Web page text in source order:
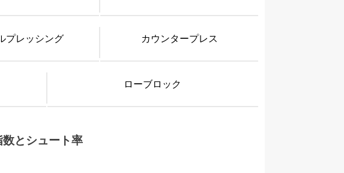
プレッシング カウンタープレス
ローブロック
とシュート率